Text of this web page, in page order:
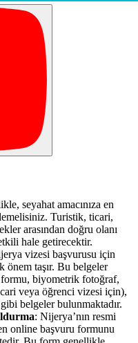
seyahat amacınıza en
Turistik, ticari,
arasından doğru olanı
hale getirecektir.
vizesi başvurusu için
önem taşır. Bu belgeler
formu, biyometrik fotoğraf,
veya öğrenci vizesi için),
belgeler bulunmaktadır.
: Nijerya’nın resmi
online başvuru formunu